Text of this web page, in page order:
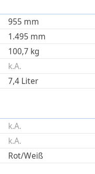
955 mm
1.495 mm
100,7 kg
k.A.
7,4 Liter
k.A.
k.A.
Rot/Weiß